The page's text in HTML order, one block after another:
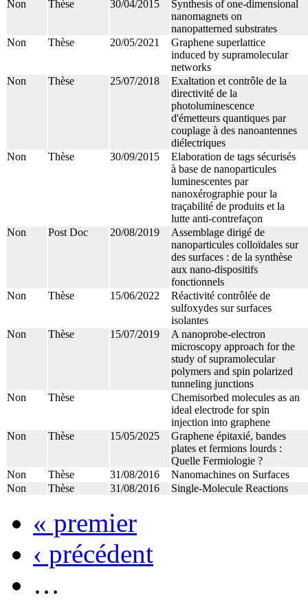
Non
Thèse 30/04/2015
Synthesis of one-dimensional
nanomagnets on
nanopatterned substrates
Non
Thèse 20/05/2021
Graphene superlattice
induced by supramolecular
networks
Non
Thèse 25/07/2018
Exaltation et contrôle de la
directivité de la
photoluminescence
d'émetteurs quantiques par
couplage à des nanoantennes
diélectriques
Non
Thèse 30/09/2015
Elaboration de tags sécurisés
à base de nanoparticules
luminescentes par
nanoxérographie pour la
traçabilité de produits et la
lutte anti-contrefaçon
Non
Post Doc 20/08/2019
Assemblage dirigé de
nanoparticules colloïdales sur
des surfaces : de la synthèse
aux nano-dispositifs
fonctionnels
Non
Thèse 15/06/2022
Réactivité contrôlée de
sulfoxydes sur surfaces
isolantes
Non
Thèse 15/07/2019
A nanoprobe-electron
microscopy approach for the
study of supramolecular
polymers and spin polarized
tunneling junctions
Non
Thèse
Chemisorbed molecules as an
ideal electrode for spin
injection into graphene
Non
Thèse 15/05/2025
Graphene épitaxié, bandes
plates et fermions lourds :
Quelle Fermiologie ?
Non
Thèse 31/08/2016
Nanomachines on Surfaces
Non
Thèse 31/08/2016 Single-Molecule Reactions
« premier
‹ précédent
…